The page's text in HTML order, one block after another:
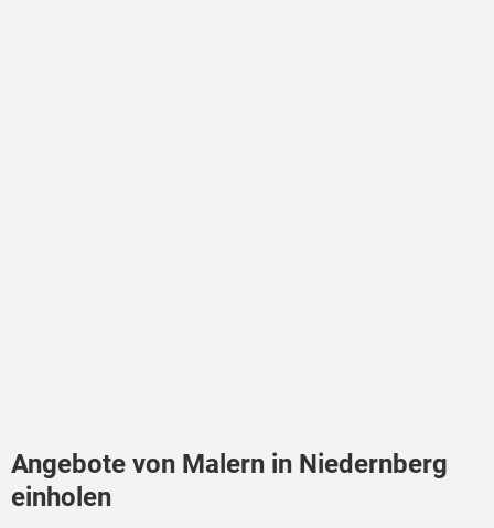
Angebote von Malern in Niedernberg
einholen